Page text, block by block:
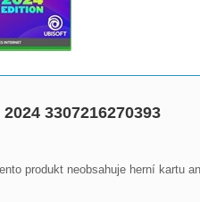
3307216270393
produkt neobsahuje herní kartu